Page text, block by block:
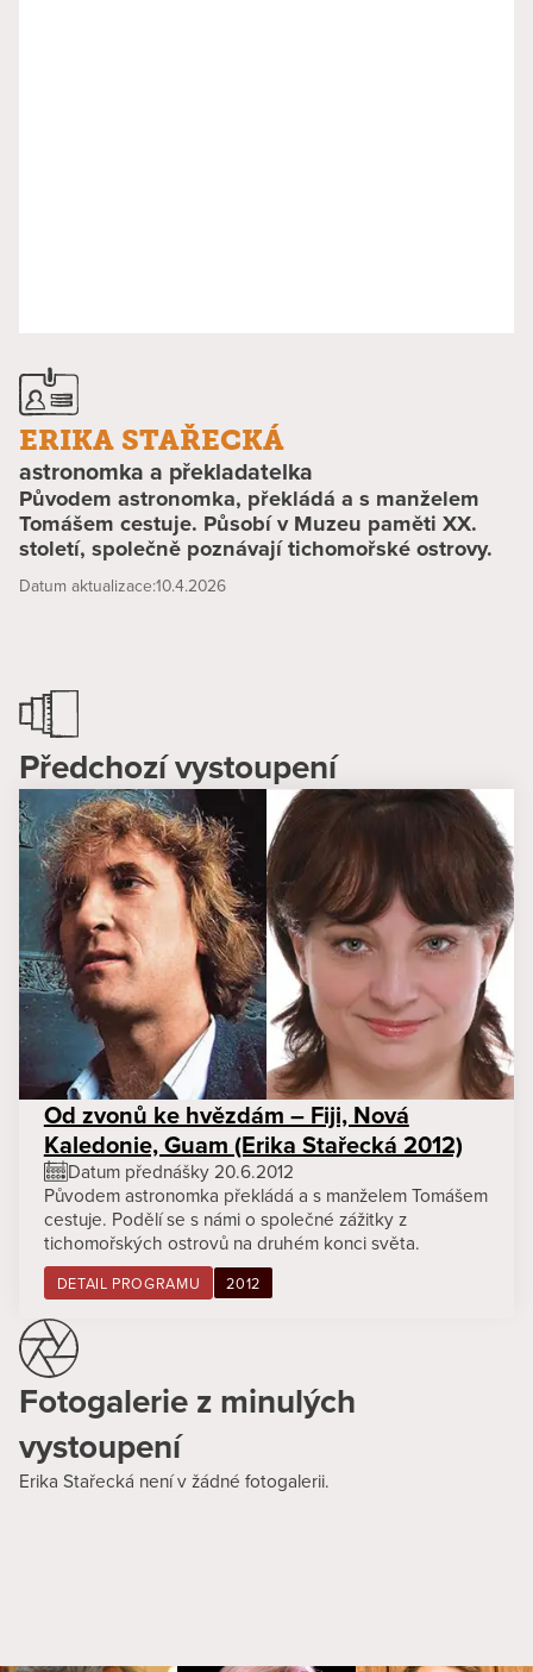
ERIKA STAŘECKÁ
astronomka a překladatelka
Původem astronomka, překládá a s manželem
Tomášem cestuje. Působí v Muzeu paměti XX.
století, společně poznávají tichomořské ostrovy.
Datum aktualizace:10.4.2026
Předchozí vystoupení
Od zvonů ke hvězdám – Fiji, Nová
Kaledonie, Guam (Erika Stařecká 2012)
Datum přednášky 20.6.2012
Původem astronomka překládá a s manželem Tomášem
cestuje. Podělí se s námi o společné zážitky z
tichomořských ostrovů na druhém konci světa.
DETAIL PROGRAMU 2012
Fotogalerie z minulých
vystoupení
Erika Stařecká není v žádné fotogalerii.